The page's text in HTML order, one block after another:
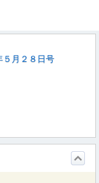
月２８日号